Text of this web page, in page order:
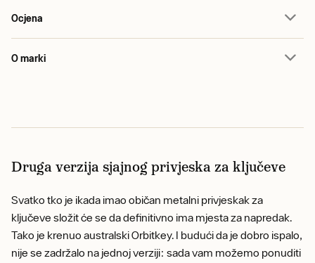
Ocjena
O marki
Druga verzija sjajnog privjeska za ključeve
Svatko tko je ikada imao običan metalni privjeskak za
ključeve složit će se da definitivno ima mjesta za napredak.
Tako je krenuo australski Orbitkey. I budući da je dobro ispalo,
nije se zadržalo na jednoj verziji: sada vam možemo ponuditi